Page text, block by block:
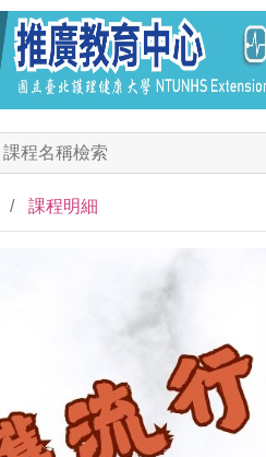
課程明細